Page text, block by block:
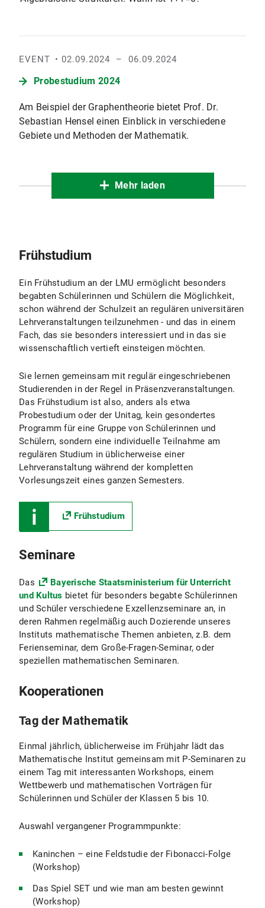
EVENT 02.09.2024 – 06.09.2024
Probestudium 2024
Am Beispiel der Graphentheorie bietet Prof. Dr.
Sebastian Hensel einen Einblick in verschiedene
Gebiete und Methoden der Mathematik.
Mehr laden
Frühstudium
Ein Frühstudium an der LMU ermöglicht besonders
begabten Schülerinnen und Schülern die Möglichkeit,
schon während der Schulzeit an regulären universitären
Lehrveranstaltungen teilzunehmen - und das in einem
Fach, das sie besonders interessiert und in das sie
wissenschaftlich vertieft einsteigen möchten.
Sie lernen gemeinsam mit regulär eingeschriebenen
Studierenden in der Regel in Präsenzveranstaltungen.
Das Frühstudium ist also, anders als etwa
Probestudium oder der Unitag, kein gesondertes
Programm für eine Gruppe von Schülerinnen und
Schülern, sondern eine individuelle Teilnahme am
regulären Studium in üblicherweise einer
Lehrveranstaltung während der kompletten
Vorlesungszeit eines ganzen Semesters.
Frühstudium
Seminare
Das
Bayerische Staatsministerium für Unterricht
und Kultus bietet für besonders begabte Schülerinnen
und Schüler verschiedene Exzellenzseminare an, in
deren Rahmen regelmäßig auch Dozierende unseres
Instituts mathematische Themen anbieten, z.B. dem
Ferienseminar, dem Große-Fragen-Seminar, oder
speziellen mathematischen Seminaren.
Kooperationen
Tag der Mathematik
Einmal jährlich, üblicherweise im Frühjahr lädt das
Mathematische Institut gemeinsam mit P-Seminaren zu
einem Tag mit interessanten Workshops, einem
Wettbewerb und mathematischen Vorträgen für
Schülerinnen und Schüler der Klassen 5 bis 10.
Auswahl vergangener Programmpunkte:
Kaninchen – eine Feldstudie der Fibonacci-Folge
(Workshop)
Das Spiel SET und wie man am besten gewinnt
(Workshop)